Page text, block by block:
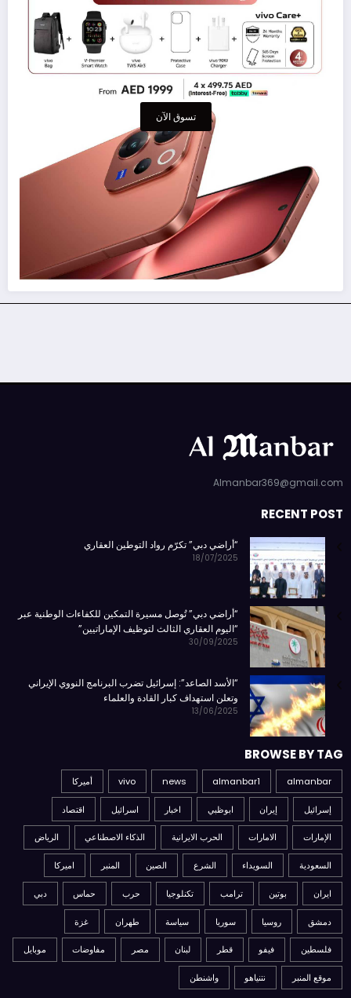
تسوق الآن
Almanbar369@gmail.com
RECENT POST
“أراضي دبي” تكرّم رواد التوطين العقاري
18/07/2025
“أراضي دبي” تُوصل مسيرة التمكين للكفاءات الوطنية عبر
“اليوم العقاري الثالث لتوظيف الإماراتيين”
30/09/2025
“الأسد الصاعد”: إسرائيل تضرب البرنامج النووي الإيراني
وتعلن استهداف كبار القادة والعلماء
13/06/2025
BROWSE BY TAG
almanbar
almanbar1
news
vivo أميركا
إسرائيل إيران ابوظبي اخبار اسرائيل اقتصاد
الإمارات الامارات الحرب الايرانية الذكاء الاصطناعي الرياض
السعودية السويداء الشرع الصين المنبر اميركا
ايران بوتين ترامب تكنلوجيا حرب حماس دبي
دمشق روسيا سوريا سياسة طهران غزة
فلسطين فيفو قطر لبنان مصر مفاوضات موبايل
موقع المنبر نتنياهو واشنطن